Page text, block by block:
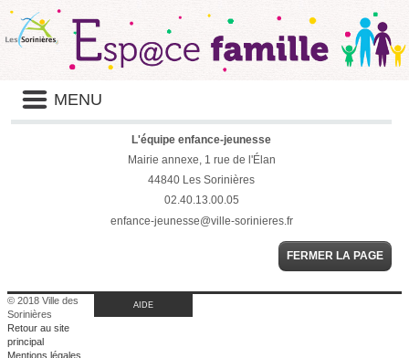
Liste
des
avertissements
MENU
L'équipe enfance-jeunesse
Mairie annexe, 1 rue de l'Élan
44840 Les Sorinières
02.40.13.00.05
enfance-jeunesse@ville-sorinieres.fr
FERMER LA PAGE
© 2018 Ville des
Sorinières
Retour au site
principal
Mentions légales
AIDE
Panneau de gestion des cookies